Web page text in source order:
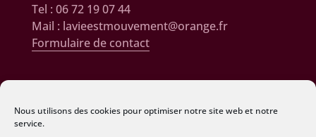
Nous utilisons des cookies pour optimiser notre site web et notre
service.
Tel : 06 72 19 07 44
Mail : lavieestmouvement@orange.fr
Formulaire de contact
9 rue Léon Archimbaud
26150 DIE